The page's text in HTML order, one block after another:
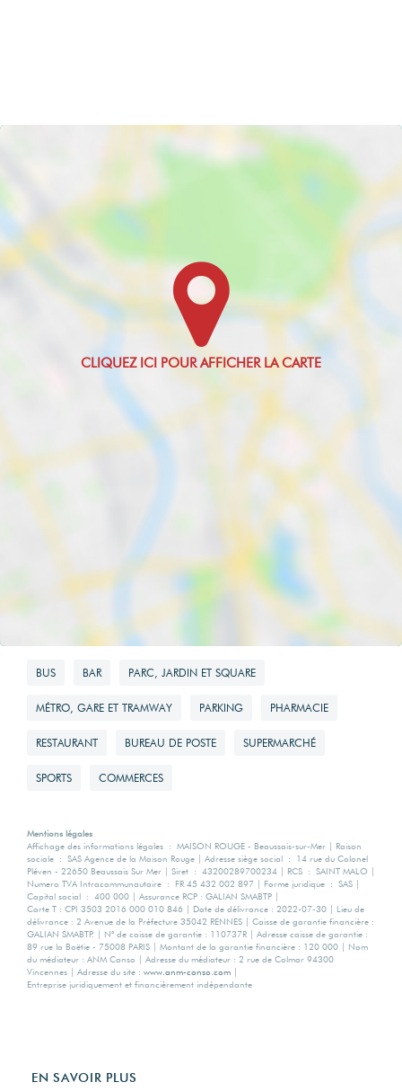
BUS BAR PARC, JARDIN ET SQUARE
MÉTRO, GARE ET TRAMWAY PARKING PHARMACIE
RESTAURANT BUREAU DE POSTE SUPERMARCHÉ
SPORTS COMMERCES
Mentions légales
Affichage des informations légales : MAISON ROUGE - Beaussais-sur-Mer | Raison
sociale : SAS Agence de la Maison Rouge | Adresse siège social : 14 rue du Colonel
Pléven - 22650 Beaussais Sur Mer | Siret : 43200289700234 | RCS : SAINT MALO |
Numero TVA Intracommunautaire : FR 45 432 002 897 | Forme juridique : SAS |
Capital social : 400 000 | Assurance RCP : GALIAN SMABTP |
Carte T : CPI 3503 2016 000 010 846 | Date de délivrance : 2022-07-30 | Lieu de
délivrance : 2 Avenue de la Préfecture 35042 RENNES | Caisse de garantie financière :
GALIAN SMABTP. | N° de caisse de garantie : 110737R | Adresse caisse de garantie :
89 rue la Boëtie - 75008 PARIS | Montant de la garantie financière : 120 000 | Nom
du médiateur : ANM Conso | Adresse du médiateur : 2 rue de Colmar 94300
Vincennes | Adresse du site : www.anm-conso.com
Entreprise juridiquement et financièrement indépendante
EN SAVOIR PLUS